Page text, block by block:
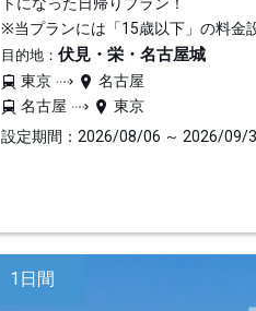
※当プランには「15歳以下」の料金
目的地： 伏見・栄・名古屋城
東京
名古屋
名古屋
東京
設定期間：2026/08/06 ～ 2026/09/
1日間